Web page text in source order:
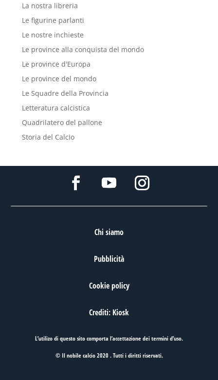
La nostra libreria
Le figurine parlanti
Le nostre inchieste
Le province alla conquista del mondo
Le province d'Europa
Le province del mondo
Le Squadre della Provincia
Letteratura calcistica
Quadrilatero del pallone
Storia del Calcio
Chi siamo
Pubblicità
Cookie policy
Crediti: Kiosk
L’utilizo di questo sito comporta l’accettazione deitermini d’uso.
© Il nobile calcio 2020 . Tutti i diritti riservati.